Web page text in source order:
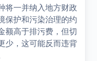
将一并纳入地方财政
保护和污染治理的约
额高于排污费，但切
少，这可能反而违背